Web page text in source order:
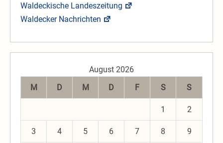
Waldeckische Landeszeitung
Waldecker Nachrichten
August 2026
M
D M D F S S
1 2
3 4 5 6 7 8 9